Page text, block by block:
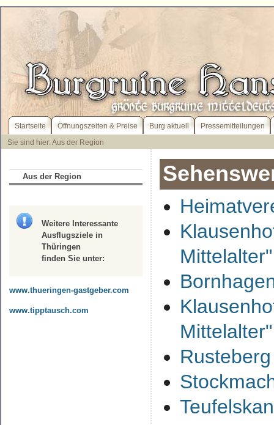
Startseite Öffnungszeiten & Preise Burg aktuell
Pressemitteilungen
Sie sind hier: Aus der Region
Aus der Region
Weitere Interessante
Ausflugsziele in
Thüringen
finden Sie unter:
www.thueringen-gastgeber.com
www.tipptausch.com
Mittelalter"